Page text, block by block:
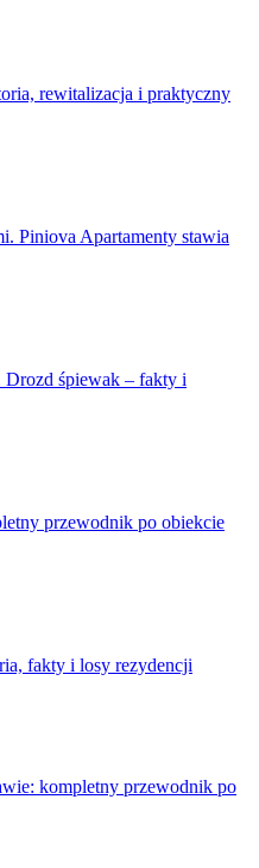
rewitalizacja i praktyczny
Piniova Apartamenty stawia
Drozd śpiewak – fakty i
przewodnik po obiekcie
fakty i losy rezydencji
kompletny przewodnik po